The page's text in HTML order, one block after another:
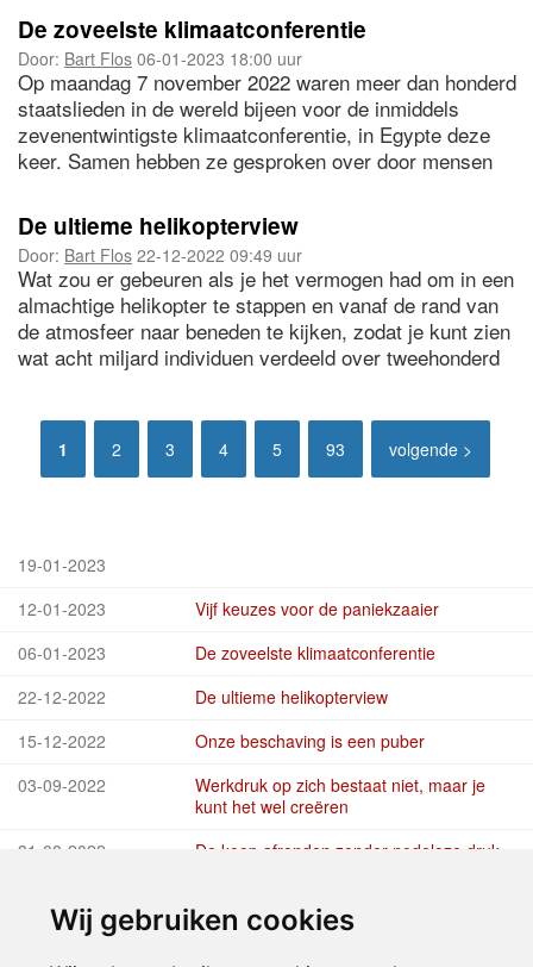
Wij gebruiken cookies
geen goede onkruidbestrijders. Wie het eerst komt, wie
het eerst ‘maait’.
De zoveelste klimaatconferentie
Door: Bart Flos 06-01-2023 18:00 uur
Op maandag 7 november 2022 waren meer dan honderd
staatslieden in de wereld bijeen voor de inmiddels
zevenentwintigste klimaatconferentie, in Egypte deze
keer. Samen hebben ze gesproken over door mensen
plek op aarde onberoerd laat en zelfs aan het versnellen
is. Zou het ook maar iets veranderen, denk je?
De ultieme helikopterview
Door: Bart Flos 22-12-2022 09:49 uur
Wat zou er gebeuren als je het vermogen had om in een
almachtige helikopter te stappen en vanaf de rand van
de atmosfeer naar beneden te kijken, zodat je kunt zien
wat acht miljard individuen verdeeld over tweehonderd
1 2 3 4 5 93 volgende >
19-01-2023
12-01-2023
Vijf keuzes voor de paniekzaaier
06-01-2023
De zoveelste klimaatconferentie
22-12-2022
De ultieme helikopterview
15-12-2022
Onze beschaving is een puber
03-09-2022
Werkdruk op zich bestaat niet, maar je
kunt het wel creëren
31-08-2022
De koop afronden zonder nodeloze druk
24-08-2022
Verkopen op de automatische piloot?
21-06-2022
Timemanagement is eigenlijk grote onzin!